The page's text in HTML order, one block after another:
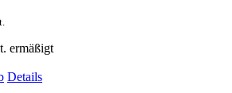
ermäßigt
Details